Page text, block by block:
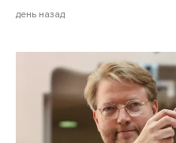
день назад